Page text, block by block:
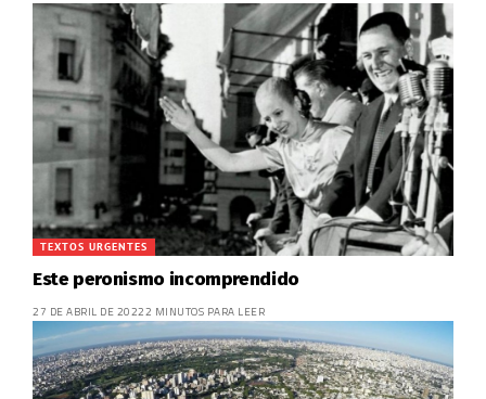
TEXTOS URGENTES
Este peronismo incomprendido
27 DE ABRIL DE 20222 MINUTOS PARA LEER